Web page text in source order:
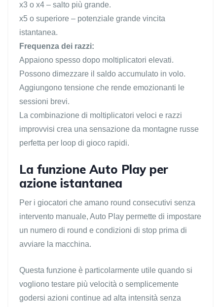
x3 o x4 – salto più grande.
x5 o superiore – potenziale grande vincita
istantanea.
Frequenza dei razzi:
Appaiono spesso dopo moltiplicatori elevati.
Possono dimezzare il saldo accumulato in volo.
Aggiungono tensione che rende emozionanti le
sessioni brevi.
La combinazione di moltiplicatori veloci e razzi
improvvisi crea una sensazione da montagne russe
perfetta per loop di gioco rapidi.
La funzione Auto Play per
azione istantanea
Per i giocatori che amano round consecutivi senza
intervento manuale, Auto Play permette di impostare
un numero di round e condizioni di stop prima di
avviare la macchina.
Questa funzione è particolarmente utile quando si
vogliono testare più velocità o semplicemente
godersi azioni continue ad alta intensità senza